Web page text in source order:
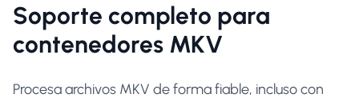
Soporte completo para
contenedores MKV
Procesa archivos MKV de forma fiable, incluso con